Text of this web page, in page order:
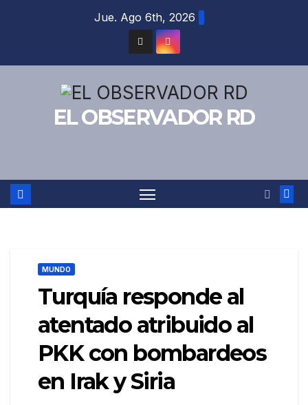
Jue. Ago 6th, 2026
EL OBSERVADOR RD
MUNDO
Turquía responde al
atentado atribuido al
PKK con bombardeos
en Irak y Siria